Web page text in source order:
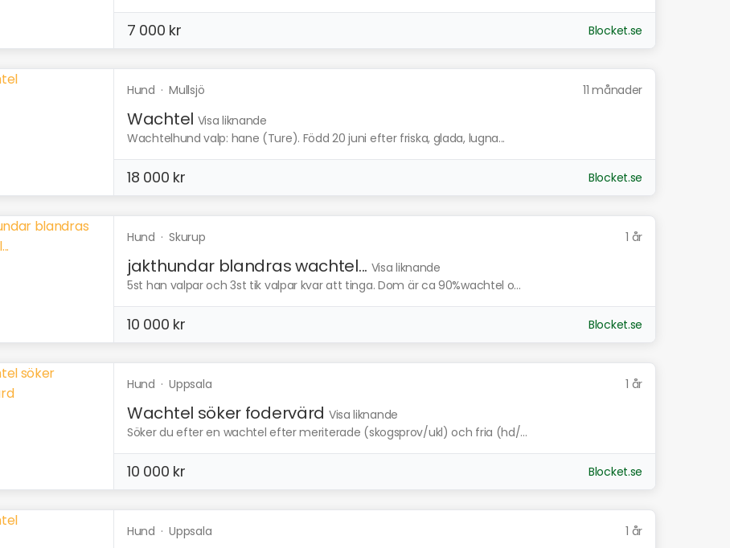
7 000 kr Blocket.se
Hund ·Mullsjö 11 månader
Wachtel Visa liknande
Wachtelhund valp: hane (Ture). Född 20 juni efter friska, glada, lugna...
18 000 kr Blocket.se
Hund ·Skurup 1 år
jakthundar blandras wachtel... Visa liknande
5st han valpar och 3st tik valpar kvar att tinga. Dom är ca 90%wachtel o...
10 000 kr Blocket.se
Hund ·Uppsala 1 år
Wachtel söker fodervärd Visa liknande
Söker du efter en wachtel efter meriterade (skogsprov/ukl) och fria (hd/...
10 000 kr Blocket.se
Hund ·Uppsala 1 år